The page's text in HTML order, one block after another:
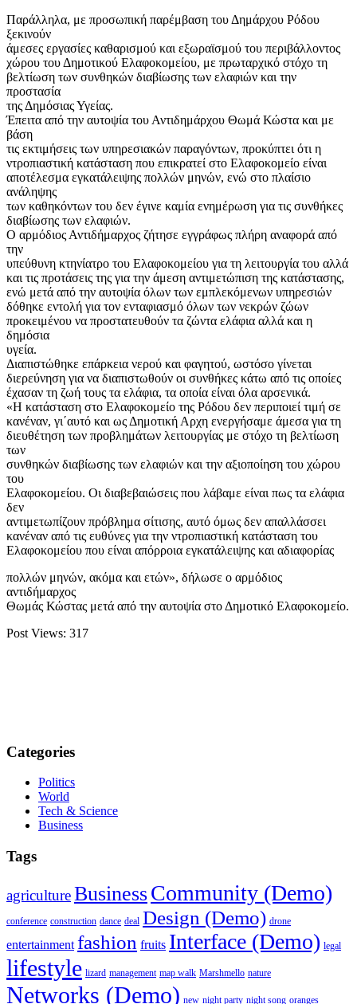
Παράλληλα, με προσωπική παρέμβαση του Δημάρχου Ρόδου
ξεκινούν
άμεσες εργασίες καθαρισμού και εξωραϊσμού του περιβάλλοντος
χώρου του Δημοτικού Ελαφοκομείου, με πρωταρχικό στόχο τη
βελτίωση των συνθηκών διαβίωσης των ελαφιών και την
προστασία
της Δημόσιας Υγείας.
Έπειτα από την αυτοψία του Αντιδημάρχου Θωμά Κώστα και με
βάση
τις εκτιμήσεις των υπηρεσιακών παραγόντων, προκύπτει ότι η
ντροπιαστική κατάσταση που επικρατεί στο Ελαφοκομείο είναι
αποτέλεσμα εγκατάλειψης πολλών μηνών, ενώ στο πλαίσιο
ανάληψης
των καθηκόντων του δεν έγινε καμία ενημέρωση για τις συνθήκες
διαβίωσης των ελαφιών.
Ο αρμόδιος Αντιδήμαρχος ζήτησε εγγράφως πλήρη αναφορά από
την
υπεύθυνη κτηνίατρο του Ελαφοκομείου για τη λειτουργία του αλλά
και τις προτάσεις της για την άμεση αντιμετώπιση της κατάστασης,
ενώ μετά από την αυτοψία όλων των εμπλεκόμενων υπηρεσιών
δόθηκε εντολή για τον ενταφιασμό όλων των νεκρών ζώων
προκειμένου να προστατευθούν τα ζώντα ελάφια αλλά και η
δημόσια
υγεία.
Διαπιστώθηκε επάρκεια νερού και φαγητού, ωστόσο γίνεται
διερεύνηση για να διαπιστωθούν οι συνθήκες κάτω από τις οποίες
έχασαν τη ζωή τους τα ελάφια, τα οποία είναι όλα αρσενικά.
«Η κατάσταση στο Ελαφοκομείο της Ρόδου δεν περιποιεί τιμή σε
κανέναν, γι΄αυτό και ως Δημοτική Αρχη ενεργήσαμε άμεσα για τη
διευθέτηση των προβλημάτων λειτουργίας με στόχο τη βελτίωση
των
συνθηκών διαβίωσης των ελαφιών και την αξιοποίηση του χώρου
του
Ελαφοκομείου. Οι διαβεβαιώσεις που λάβαμε είναι πως τα ελάφια
δεν
αντιμετωπίζουν πρόβλημα σίτισης, αυτό όμως δεν απαλλάσσει
κανέναν από τις ευθύνες για την ντροπιαστική κατάσταση του
Ελαφοκομείου που είναι απόρροια εγκατάλειψης και αδιαφορίας
πολλών μηνών, ακόμα και ετών», δήλωσε ο αρμόδιος
αντιδήμαρχος
Θωμάς Κώστας μετά από την αυτοψία στο Δημοτικό Ελαφοκομείο.
Post Views: 317
Categories
Politics
World
Tech & Science
Business
Tags
agricultureBusinessCommunity (Demo)
conference construction dance deal Design (Demo) drone
entertainment fashion fruits Interface (Demo) legal
lifestyle lizard management map walk Marshmello nature
Networks (Demo) new night party night song oranges